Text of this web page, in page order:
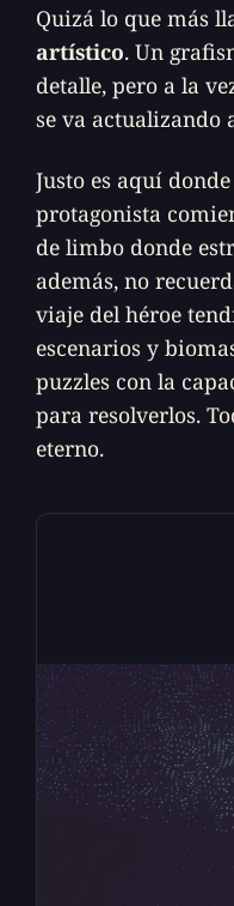
Quizá lo que más
artístico. Un
detalle, pero a la
se va actualizando
Justo es aquí
protagonista
de limbo donde
además, no
viaje del héroe
escenarios y
puzzles con la
para resolverlos.
eterno.